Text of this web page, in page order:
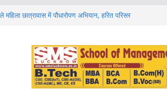
महिला छात्रावास में पौधारोपण अभियान, हरित परिसर
और 1100 फार्मा इंडस्ट्रीज, अब अलग फार्मेसी
प्रो. अमरीका सिंह ने उठाया मुद्दा
देश-विदेश के विशेषज्ञ, पल्मोनरी हाइपरटेंशन पर
को न करें नजरअंदाज